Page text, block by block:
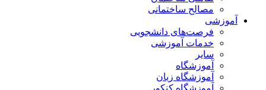
مصالح ساختمانی
آموزشی
فرصت‌های دانشجویی
خدمات آموزشی
سایر
آموزشگاه
آموزشگاه زبان